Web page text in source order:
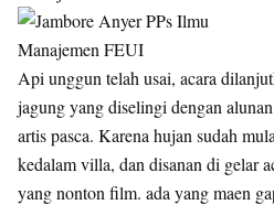
Api unggun telah usai, acara
jagung yang diselingi dengan
artis pasca. Karena hujan sudah
kedalam villa, dan disanan di gelar
yang nonton film. ada yang maen